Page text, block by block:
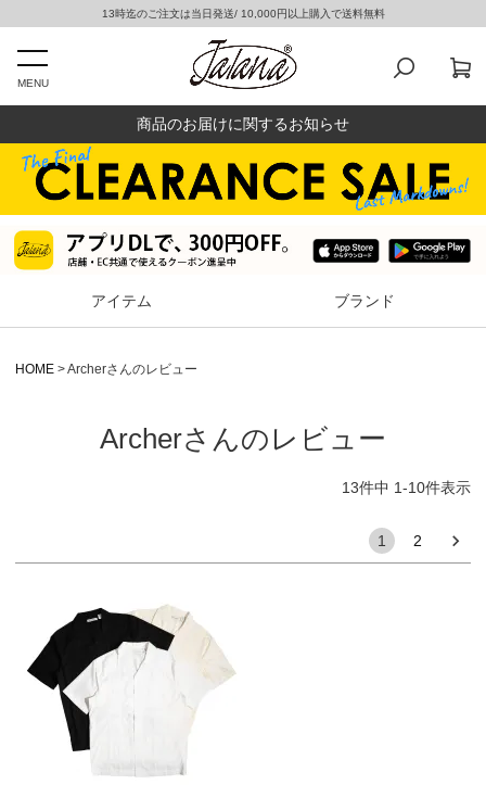
13時迄のご注文は当日発送/ 10,000円以上購入で送料無料
MENU
商品のお届けに関するお知らせ
アイテム ブランド
HOME Archerさんのレビュー
Archerさんのレビュー
13件中 1-10件表示
1 2